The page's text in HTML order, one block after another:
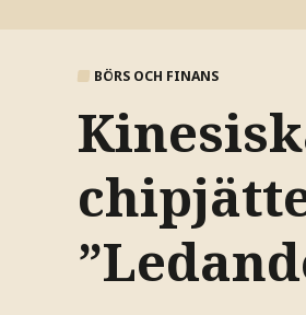
BÖRS OCH FINANS